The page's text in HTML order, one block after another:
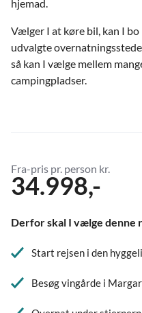
hjemad.
Vælger I at køre bil, kan I
udvalgte
så kan I vælge mellem
campingpladser.
Fra-pris pr. person kr.
34.998,-
Derfor skal I vælge denne
Start rejsen i den
Besøg vingårde i